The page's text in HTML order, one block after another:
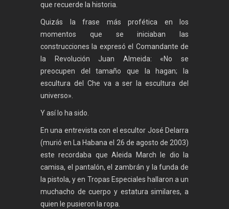
que recuerde la historia.
Quizás la frase más profética en los
momentos que se iniciaban las
construcciones la expresó el Comandante de
la Revolución Juan Almeida: «No se
preocupen del tamaño que la hagan; la
escultura del Che va a ser la escultura del
universo».
Y así lo ha sido.
En una entrevista con el escultor José Delarra
(murió en La Habana el 26 de agosto de 2003)
este recordaba que Aleida March le dio la
camisa, el pantalón, el zambrán y la funda de
la pistola, y en Tropas Especiales hallaron a un
muchacho de cuerpo y estatura similares, a
quien le pusieron la ropa.